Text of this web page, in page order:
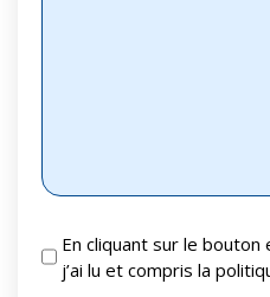
En cliquant sur le
j’ai lu et compris la